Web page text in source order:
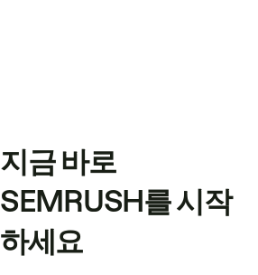
지금 바로
SEMRUSH를 시작
하세요